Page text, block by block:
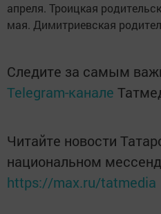
апреля. Троицкая
мая. Димитриевская
Следите за самым
Telegram-канале
Читайте новости
национальном
https://max.ru/tatmedia